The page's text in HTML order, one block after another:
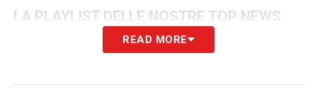
LA PLAYLIST DELLE NOSTRE TOP NEWS
READ MORE